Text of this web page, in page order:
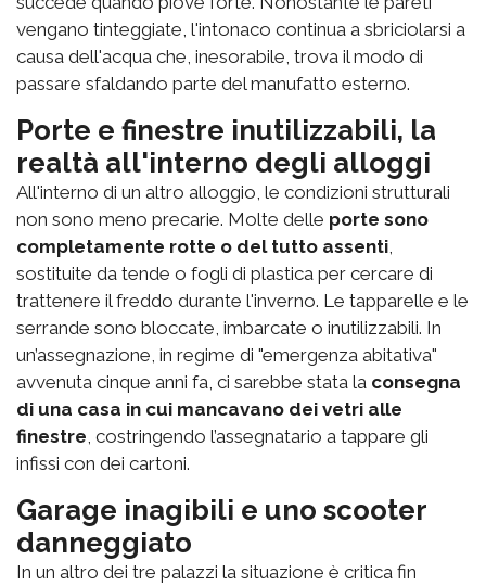
vengano tinteggiate, l'intonaco continua a sbriciolarsi a
causa dell'acqua che, inesorabile, trova il modo di
passare sfaldando parte del manufatto esterno.
Porte e finestre inutilizzabili, la
realtà all'interno degli alloggi
All'interno di un altro alloggio, le condizioni strutturali
non sono meno precarie. Molte delle porte sono
completamente rotte o del tutto assenti
sostituite da tende o fogli di plastica per cercare di
trattenere il freddo durante l'inverno. Le tapparelle e le
serrande sono bloccate, imbarcate o inutilizzabili. In
un’assegnazione, in regime di "emergenza abitativa"
avvenuta cinque anni fa, ci sarebbe stata la consegna
di una casa in cui mancavano dei vetri alle
finestre , costringendo l’assegnatario a tappare gli
infissi con dei cartoni.
Garage inagibili e uno scooter
danneggiato
In un altro dei tre palazzi la situazione è critica fin